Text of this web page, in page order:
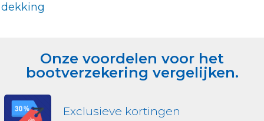
dekking
Onze voordelen voor het
bootverzekering vergelijken.
Exclusieve kortingen